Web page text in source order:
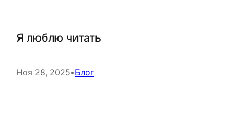
Я люблю читать
Ноя 28, 2025•Блог